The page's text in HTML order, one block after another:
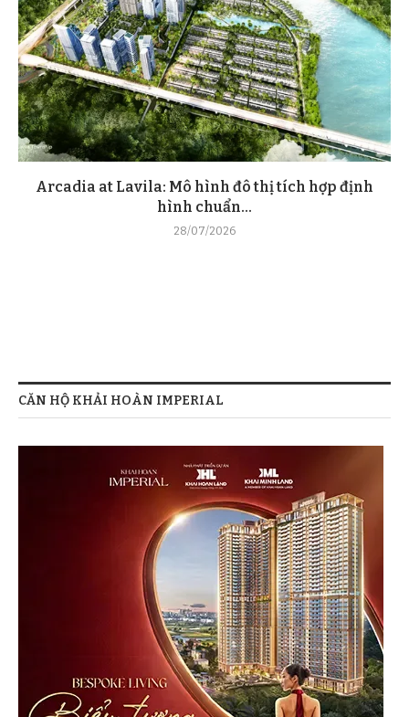
Arcadia at Lavila: Mô hình đô thị tích hợp định
hình chuẩn...
28/07/2026
CĂN HỘ KHẢI HOÀN IMPERIAL